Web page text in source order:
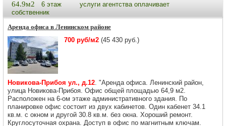
64.9м2 6 этаж
услуги агентства оплачивает
собственник
Аренда офиса в Ленинском районе
700 руб/м2 (45 430 руб.)
Новикова-Прибоя ул., д.12. "Аренда офиса. Ленинский район,
улица Новикова-Прибоя. Офис общей площадью 64,9 м2.
Расположен на 6-ом этаже административного здания. По
планировке офис состоит из двух кабинетов. Один кабенет 34.1
кв.м. с окном и другой 30.8 кв.м. без окна. Хороший ремонт.
Круглосуточная охрана. Доступ в офис по магнитным ключам.